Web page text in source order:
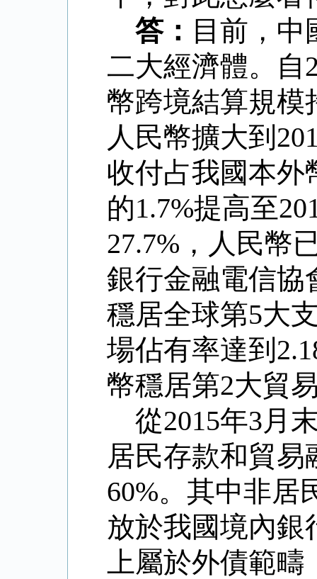
答： 目前，
二大經濟體。自
幣跨境結算規模
人民幣擴大到
收付占我國本外
的1.7%提高至
27.7% ，人民幣
銀行金融電信協
穩居全球第5大
場佔有率達到
幣穩居第2大貿
從2015年3月
居民存款和貿
60%。其中非居
放於我國境內銀
上屬於外債範疇